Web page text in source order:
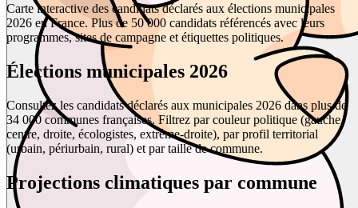
Carte interactive des candidats déclarés aux élections municipales
2026 en France. Plus de 50 000 candidats référencés avec leurs
programmes, sites de campagne et étiquettes politiques.
Élections municipales 2026
Consultez les candidats déclarés aux municipales 2026 dans plus de
34 000 communes françaises. Filtrez par couleur politique (gauche,
centre, droite, écologistes, extrême-droite), par profil territorial
(urbain, périurbain, rural) et par taille de commune.
Projections climatiques par commune